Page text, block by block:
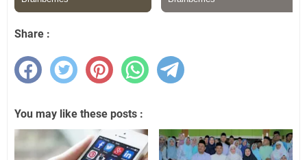
Share :
You may like these posts :